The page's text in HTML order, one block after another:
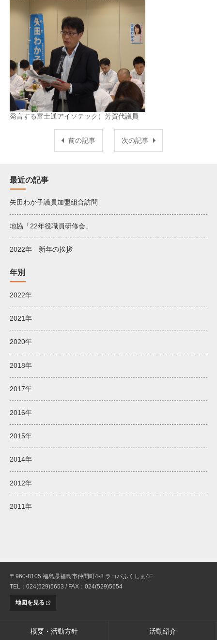
発言する富士通アイソテック）芳賀代議員
前の記事 次の記事
最近の記事
矢田わか子議員加盟組合訪問
地協「22年役職員研修会」
2022年 新年の挨拶
年別
2022年
2021年
2020年
2018年
2017年
2016年
2015年
2014年
2012年
2011年
〒960-8105 福島県福島市仲間町4-8 ラコパふくしま4F
TEL：024(529)5653 / FAX：024(529)5654
地図を見る
概要・活動方針 活動紹介